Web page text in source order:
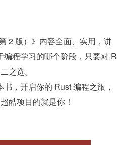
2 版）》内容全面、实用，讲
程学习的哪个阶段，只要对 R
之选。
，开启你的 Rust 编程之旅，
酷项目的就是你！